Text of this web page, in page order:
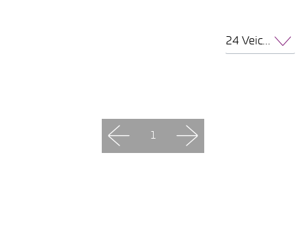
24 Veicoli per pagina
1